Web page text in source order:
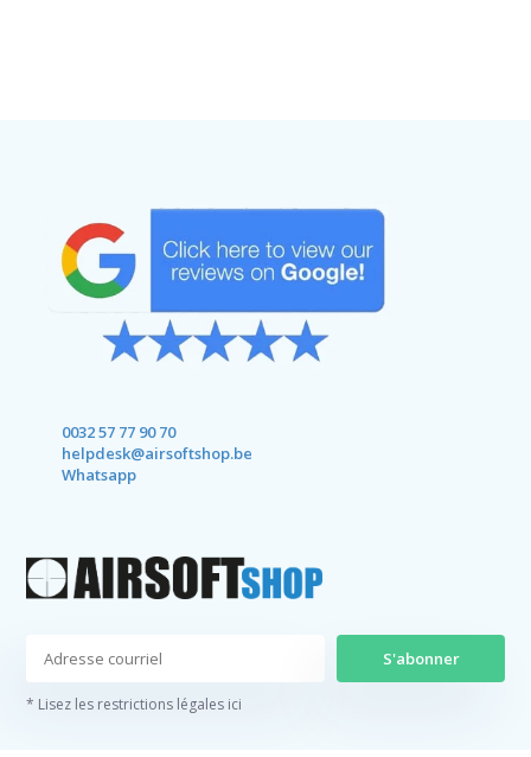
0032 57 77 90 70
helpdesk@airsoftshop.be
Whatsapp
S'abonner
* Lisez les restrictions légales ici